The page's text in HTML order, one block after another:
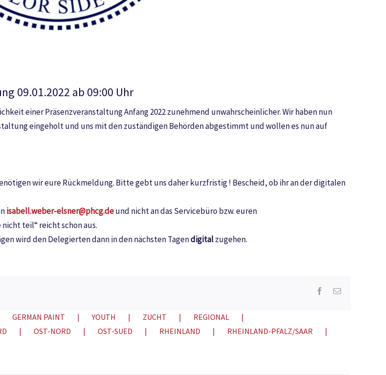
09.01.2022 ab 09:00 Uhr
einer Präsenzveranstaltung Anfang 2022 zunehmend unwahrscheinlicher. Wir haben nun
eingeholt und uns mit den zuständigen Behörden abgestimmt und wollen es nun auf
wir eure Rückmeldung. Bitte gebt uns daher kurzfristig ! Bescheid, ob ihr an der digitalen
isabell.weber-elsner@phcg.deund nicht an das Servicebüro bzw. euren
teil“ reicht schon aus.
wird den Delegierten dann in den nächsten Tagendigitalzugehen.
Facebook
E-
GERMAN PAINT YOUTH ZUCHT
REGIONAL
OST-NORD OST-SUED RHEINLAND
RHEINLAND-PFALZ/SAAR